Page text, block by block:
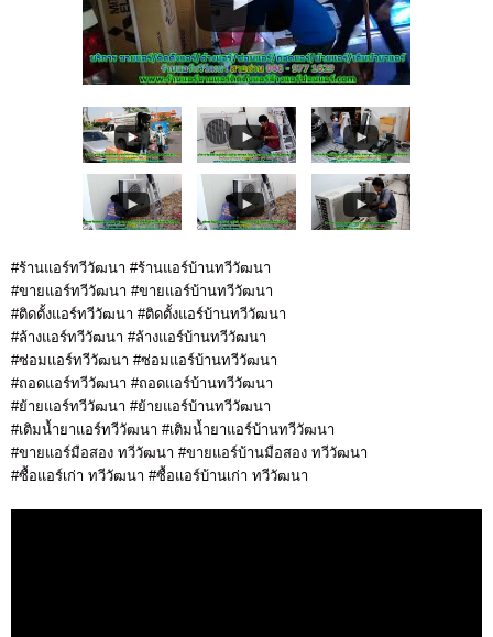
#ร้านแอร์ทวีวัฒนา #ร้านแอร์บ้านทวีวัฒนา
#ขายแอร์ทวีวัฒนา #ขายแอร์บ้านทวีวัฒนา
#ติดตั้งแอร์ทวีวัฒนา #ติดตั้งแอร์บ้านทวีวัฒนา
#ล้างแอร์ทวีวัฒนา #ล้างแอร์บ้านทวีวัฒนา
#ซ่อมแอร์ทวีวัฒนา #ซ่อมแอร์บ้านทวีวัฒนา
#ถอดแอร์ทวีวัฒนา #ถอดแอร์บ้านทวีวัฒนา
#ย้ายแอร์ทวีวัฒนา #ย้ายแอร์บ้านทวีวัฒนา
#เติมน้ำยาแอร์ทวีวัฒนา #เติมน้ำยาแอร์บ้านทวีวัฒนา
#ขายแอร์มือสอง ทวีวัฒนา #ขายแอร์บ้านมือสอง ทวีวัฒนา
#ซื้อแอร์เก่า ทวีวัฒนา #ซื้อแอร์บ้านเก่า ทวีวัฒนา